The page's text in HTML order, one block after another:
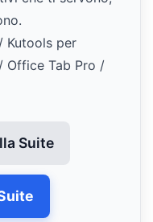
Kutools per
Office Tab Pro /
Suite